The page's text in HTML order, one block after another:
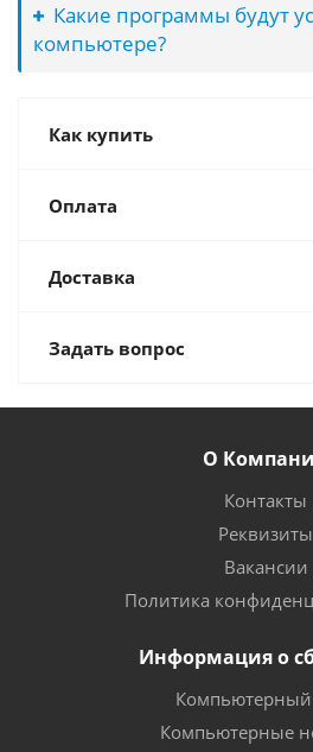
Какие программы будут
компьютере?
Как купить
Оплата
Доставка
Задать вопрос
О
Контакты
Реквизиты
Вакансии
Политика
Информация о
Компьютерный
Компьютерные